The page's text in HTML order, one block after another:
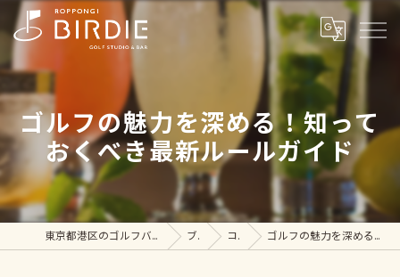
ゴルフの魅力を深める！知って
おくべき最新ルールガイド
東京都港区のゴルフバーなら六本木BIRDIE Golf studio&bar ブログ コラム ゴルフの魅力を深める！知っておくべき最新ルールガイド